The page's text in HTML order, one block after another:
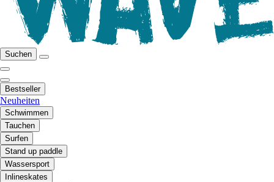
Suchen
Bestseller
Neuheiten
Schwimmen
Tauchen
Surfen
Stand up paddle
Wassersport
Inlineskates